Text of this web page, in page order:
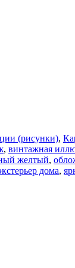
(рисунки),
, винтажная
желтый,
дома,